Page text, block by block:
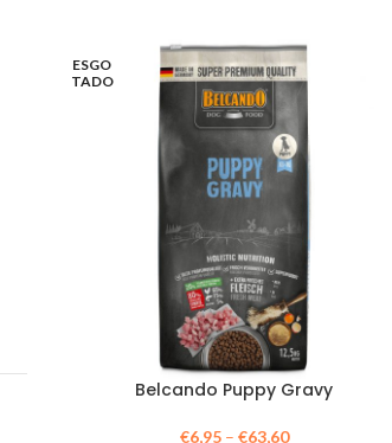
ESGO
TADO
Belcando Puppy Gravy
€6,95– €63,60